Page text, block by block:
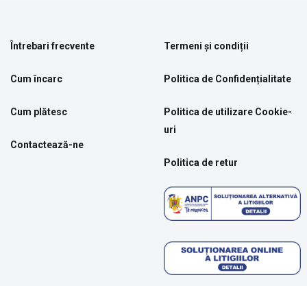
Întrebari frecvente
Cum încarc
Cum plătesc
Contactează-ne
Termeni și condiții
Politica de Confidențialitate
Politica de utilizare Cookie-
uri
Politica de retur